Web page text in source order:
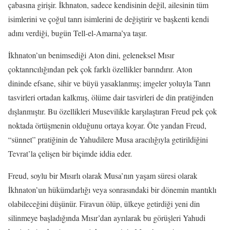
çabasına girişir. İkhnaton, sadece kendisinin değil, ailesinin tüm
isimlerini ve çoğul tanrı isimlerini de değiştirir ve başkenti kendi
adını verdiği, bugün Tell-el-Amarna’ya taşır.
İkhnaton’un benimsediği Aton dini, geleneksel Mısır
çoktanrıcılığından pek çok farklı özellikler barındırır. Aton
dininde efsane, sihir ve büyü yasaklanmış; imgeler yoluyla Tanrı
tasvirleri ortadan kalkmış, ölüme dair tasvirleri de din pratiğinden
dışlanmıştır. Bu özellikleri Musevilikle karşılaştıran Freud pek çok
noktada örtüşmenin olduğunu ortaya koyar. Öte yandan Freud,
“sünnet” pratiğinin de Yahudilere Musa aracılığıyla getirildiğini
Tevrat’la çelişen bir biçimde iddia eder.
Freud, soylu bir Mısırlı olarak Musa’nın yaşam süresi olarak
İkhnaton’un hükümdarlığı veya sonrasındaki bir dönemin mantıklı
olabileceğini düşünür. Firavun ölüp, ülkeye getirdiği yeni din
silinmeye başladığında Mısır’dan ayrılarak bu görüşleri Yahudi